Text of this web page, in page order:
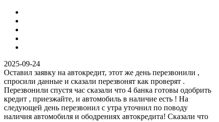
2025-09-24
Оставил заявку на автокредит, этот же день перезвонили ,
спросили данные и сказали перезвонят как проверят .
Перезвонили спустя час сказали что 4 банка готовы одобрить
кредит , приезжайте, и автомобиль в наличие есть ! На
следующей день перезвонил с утра уточнил по поводу
наличия автомобиля и ободрениях автокредита! Сказали что